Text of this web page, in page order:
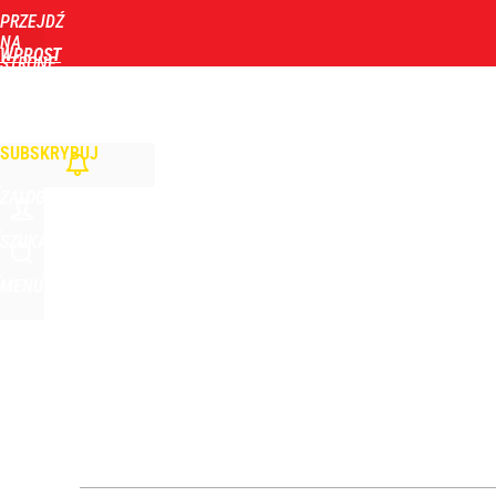
PRZEJDŹ
NA
STRONĘ
WPROST
SUBSKRYBUJ
0